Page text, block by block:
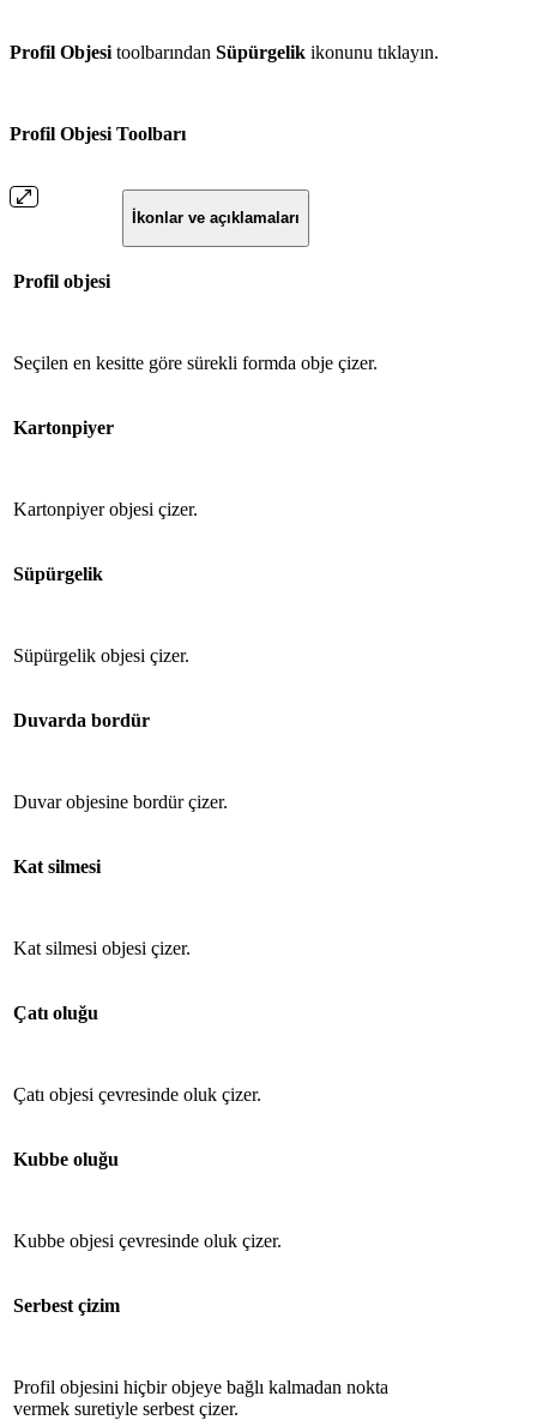
Profil Objesi toolbarından Süpürgelik ikonunu tıklayın.
Profil Objesi Toolbarı
İkonlar ve açıklamaları
Profil objesi
Seçilen en kesitte göre sürekli formda obje çizer.
Kartonpiyer
Kartonpiyer objesi çizer.
Süpürgelik
Süpürgelik objesi çizer.
Duvarda bordür
Duvar objesine bordür çizer.
Kat silmesi
Kat silmesi objesi çizer.
Çatı oluğu
Çatı objesi çevresinde oluk çizer.
Kubbe oluğu
Kubbe objesi çevresinde oluk çizer.
Serbest çizim
Profil objesini hiçbir objeye bağlı kalmadan nokta
vermek suretiyle serbest çizer.